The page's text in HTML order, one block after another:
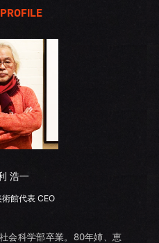
浩一
館代表 CEO
会科学部卒業。80年姉、恵